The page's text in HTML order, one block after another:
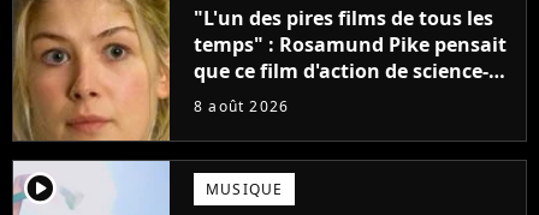
"L'un des pires films de tous les
temps" : Rosamund Pike pensait
que ce film d'action de science-
fiction avec Dwayne Johnson
8 août 2026
player2 MUSIQUE